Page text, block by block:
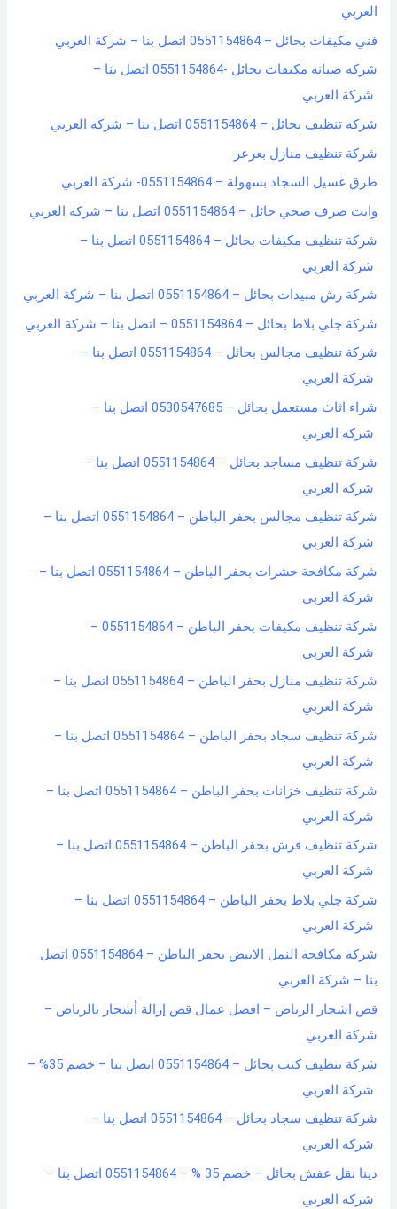
o
r
:
العربي
فني مكيفات بحائل – 0551154864 اتصل بنا – شركة العربي
شركة صيانة مكيفات بحائل -0551154864 اتصل بنا –
شركة العربي
شركة تنظيف بحائل – 0551154864 اتصل بنا – شركة العربي
شركة تنظيف منازل بعرعر
طرق غسيل السجاد بسهولة – 0551154864- شركة العربي
وايت صرف صحي حائل – 0551154864 اتصل بنا – شركة العربي
شركة تنظيف مكيفات بحائل – 0551154864 اتصل بنا –
شركة العربي
شركة رش مبيدات بحائل – 0551154864 اتصل بنا – شركة العربي
شركة جلي بلاط بحائل – 0551154864 – اتصل بنا – شركة العربي
شركة تنظيف مجالس بحائل – 0551154864 اتصل بنا –
شركة العربي
شراء اثاث مستعمل بحائل – 0530547685 اتصل بنا –
شركة العربي
شركة تنظيف مساجد بحائل – 0551154864 اتصل بنا –
شركة العربي
شركة تنظيف مجالس بحفر الباطن – 0551154864 اتصل بنا –
شركة العربي
شركة مكافحة حشرات بحفر الباطن – 0551154864 اتصل بنا –
شركة العربي
شركة تنظيف مكيفات بحفر الباطن – 0551154864 –
شركة العربي
شركة تنظيف منازل بحفر الباطن – 0551154864 اتصل بنا –
شركة العربي
شركة تنظيف سجاد بحفر الباطن – 0551154864 اتصل بنا –
شركة العربي
شركة تنظيف خزانات بحفر الباطن – 0551154864 اتصل بنا –
شركة العربي
شركة تنظيف فرش بحفر الباطن – 0551154864 اتصل بنا –
شركة العربي
شركة جلي بلاط بحفر الباطن – 0551154864 اتصل بنا –
شركة العربي
شركة مكافحة النمل الابيض بحفر الباطن – 0551154864 اتصل
بنا – شركة العربي
قص اشجار الرياض – افضل عمال قص إزالة أشجار بالرياض –
شركة العربي
شركة تنظيف كنب بحائل – 0551154864 اتصل بنا – خصم 35% –
شركة العربي
شركة تنظيف سجاد بحائل – 0551154864 اتصل بنا –
شركة العربي
دينا نقل عفش بحائل – خصم 35 % – 0551154864 اتصل بنا –
شركة العربي